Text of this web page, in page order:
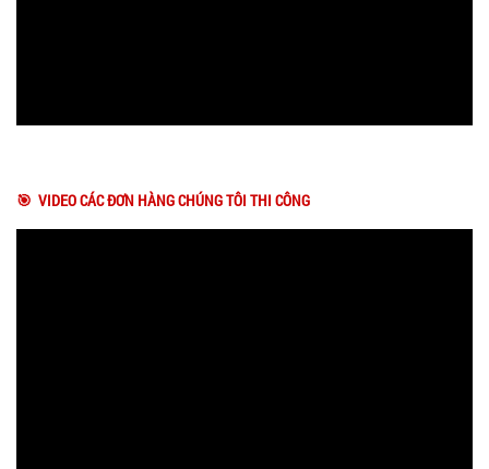
🎯 VIDEO CÁC ĐƠN HÀNG CHÚNG TÔI THI CÔNG